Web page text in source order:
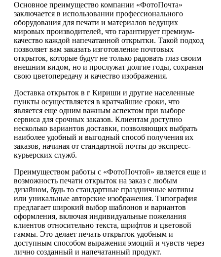
Основное преимущество компании «ФотоПочта»
заключается в использовании профессионального
оборудования для печати и материалов ведущих
мировых производителей, что гарантирует премиум-
качество каждой напечатанной открытки. Такой подход
позволяет вам заказать изготовление почтовых
открыток, которые будут не только радовать глаз своим
внешним видом, но и прослужат долгие годы, сохраняя
свою цветопередачу и качество изображения.
Доставка открыток в г Кириши и другие населенные
пункты осуществляется в кратчайшие сроки, что
является еще одним важным аспектом при выборе
сервиса для срочных заказов. Клиентам доступно
несколько вариантов доставки, позволяющих выбрать
наиболее удобный и выгодный способ получения их
заказов, начиная от стандартной почты до экспресс-
курьерских служб.
Преимуществом работы с «ФотоПочтой» является еще и
возможность печати открыток на заказ с любым
дизайном, будь то стандартные праздничные мотивы
или уникальные авторские изображения. Типография
предлагает широкий выбор шаблонов и вариантов
оформления, включая индивидуальные пожелания
клиентов относительно текста, шрифтов и цветовой
гаммы. Это делает печать открыток удобным и
доступным способом выражения эмоций и чувств через
лично созданный и напечатанный продукт.